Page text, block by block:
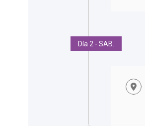
Día 2 - SAB.